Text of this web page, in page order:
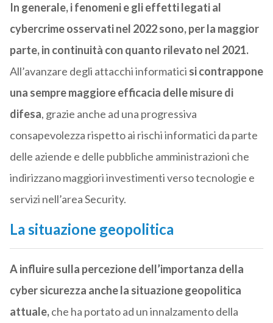
In generale, i fenomeni e gli effetti legati al
cybercrime osservati nel 2022 sono, per la maggior
parte, in continuità con quanto rilevato nel 2021.
All’avanzare degli attacchi informatici si contrappone
una sempre maggiore efficacia delle misure di
difesa, grazie anche ad una progressiva
consapevolezza rispetto ai rischi informatici da parte
delle aziende e delle pubbliche amministrazioni che
indirizzano maggiori investimenti verso tecnologie e
servizi nell’area Security.
La situazione geopolitica
A influire sulla percezione dell’importanza della
cyber sicurezza anche la situazione geopolitica
attuale,che ha portato ad un innalzamento della